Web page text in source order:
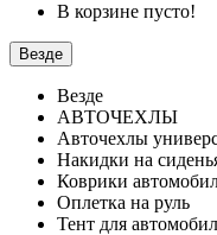
В корзине пусто!
Везде
Везде
АВТОЧЕХЛЫ
Авточехлы
Накидки на
Коврики
Оплетка на руль
Тент для